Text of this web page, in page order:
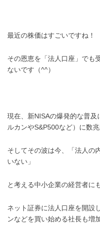
最近の株価はすごいですね！
その恩恵を「法人口座」でも
ないです（^^）
現在、新NISAの爆発的な普
ルカンやS&P500など）に数
そしてその波は今、「法人の
いない」
と考える中小企業の経営者に
ネット証券に法人口座を開設
ンなどを買い始める社長も増